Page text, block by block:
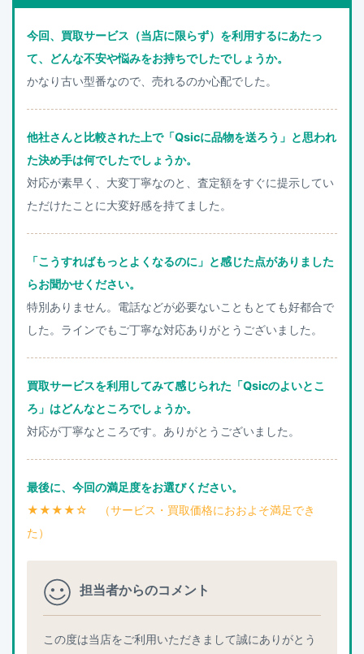
今回、買取サービス（当店に限らず）を利用するにあたっ
て、どんな不安や悩みをお持ちでしたでしょうか。
かなり古い型番なので、売れるのか心配でした。
他社さんと比較された上で「Qsicに品物を送ろう」と思われ
た決め手は何でしたでしょうか。
対応が素早く、大変丁寧なのと、査定額をすぐに提示してい
ただけたことに大変好感を持てました。
「こうすればもっとよくなるのに」と感じた点がありました
らお聞かせください。
特別ありません。電話などが必要ないこともとても好都合で
した。ラインでもご丁寧な対応ありがとうございました。
買取サービスを利用してみて感じられた「Qsicのよいとこ
ろ」はどんなところでしょうか。
対応が丁寧なところです。ありがとうございました。
最後に、今回の満足度をお選びください。
★★★★☆ （サービス・買取価格におおよそ満足でき
た）
担当者からのコメント
この度は当店をご利用いただきまして誠にありがとう